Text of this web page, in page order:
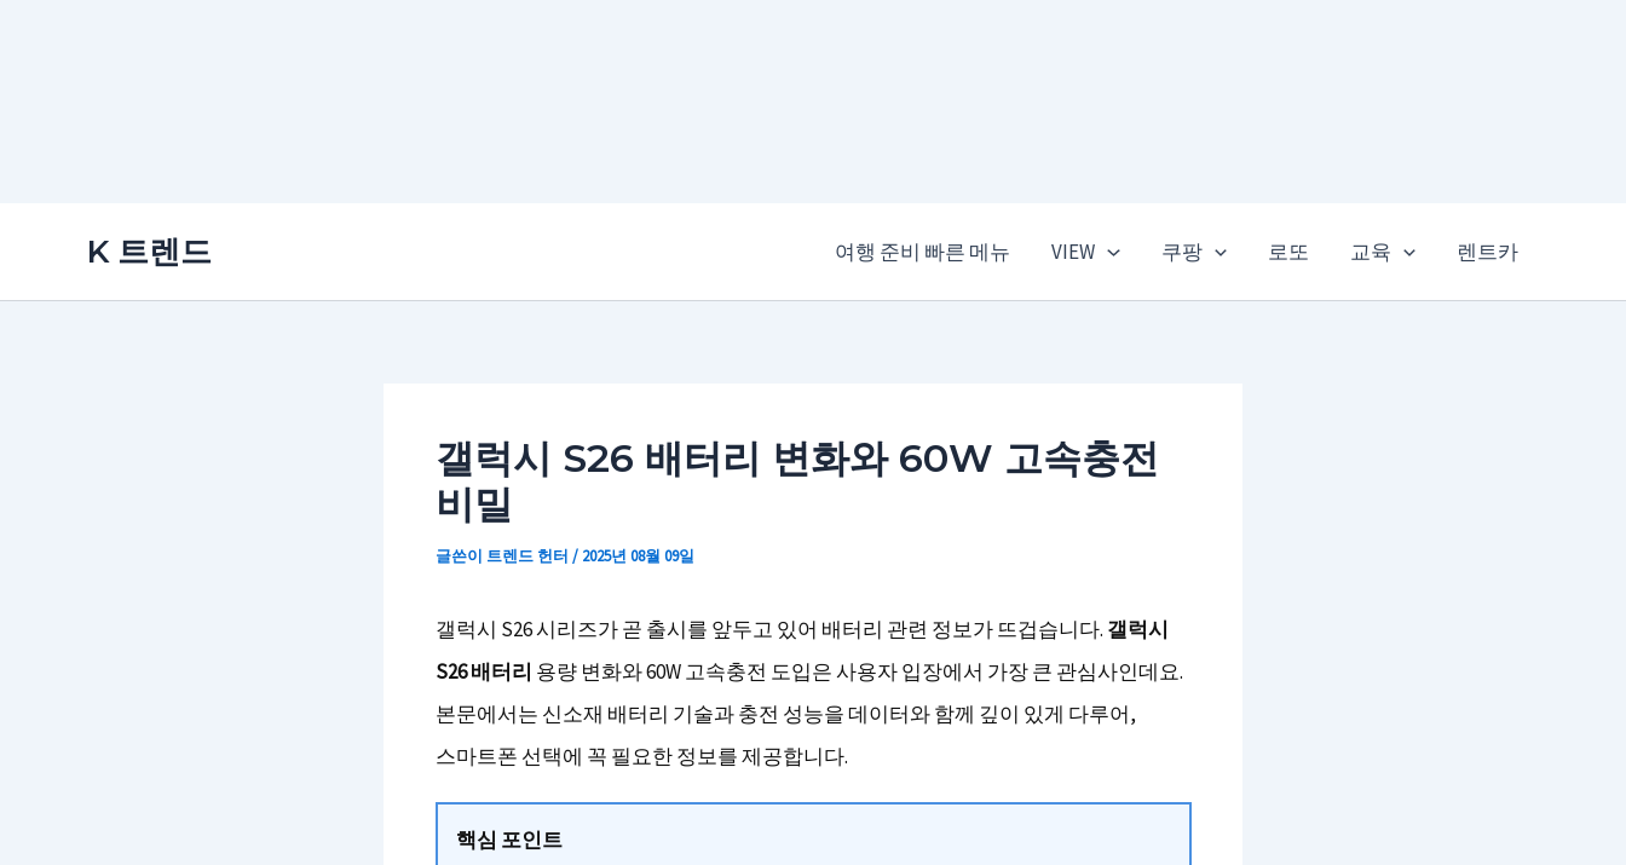
K 트렌드 여행 준비 빠른 메뉴 VIEW 쿠팡 로또 교육 렌트카
갤럭시 S26 배터리 변화와 60W 고속충전
비밀
글쓴이 트렌드 헌터 / 2025년 08월 09일
갤럭시 S26 시리즈가 곧 출시를 앞두고 있어 배터리 관련 정보가 뜨겁습니다. 갤럭시
S26 배터리 용량 변화와 60W 고속충전 도입은 사용자 입장에서 가장 큰 관심사인데요.
본문에서는 신소재 배터리 기술과 충전 성능을 데이터와 함께 깊이 있게 다루어,
스마트폰 선택에 꼭 필요한 정보를 제공합니다.
핵심 포인트